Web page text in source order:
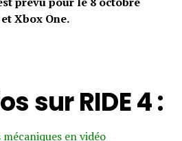
Xbox One.
sur RIDE 4 :
en vidéo